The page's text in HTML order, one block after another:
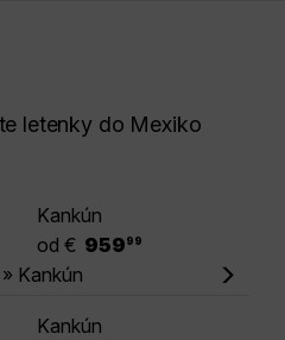
letenky do Mexiko
Kankún
od € 959 99
Kankún
Kankún